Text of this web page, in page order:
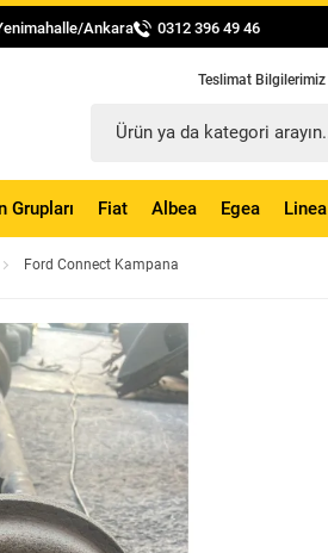
Ankara 0312 396 49 46
Teslimat Bilgilerimiz
Grupları Fiat Albea Egea Linea
Ford Connect Kampana